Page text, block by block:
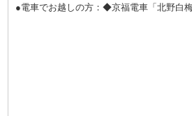
●電車でお越しの方：◆京福電車「北野白